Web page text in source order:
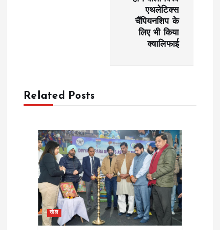
g
एथलेटिक्स
चैंपियनशिप के
लिए भी किया
क्वालिफाई
Related Posts
खेल